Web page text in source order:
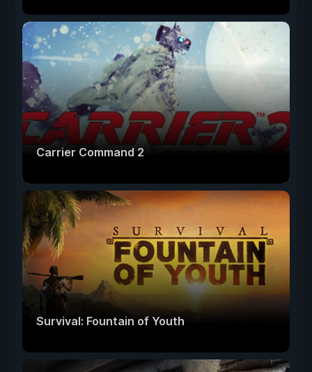
Carrier Command 2
Survival: Fountain of Youth